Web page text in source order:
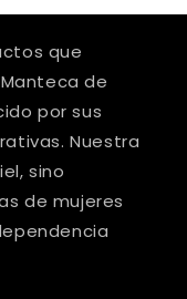
que
de
por sus
Nuestra
sino
de mujeres